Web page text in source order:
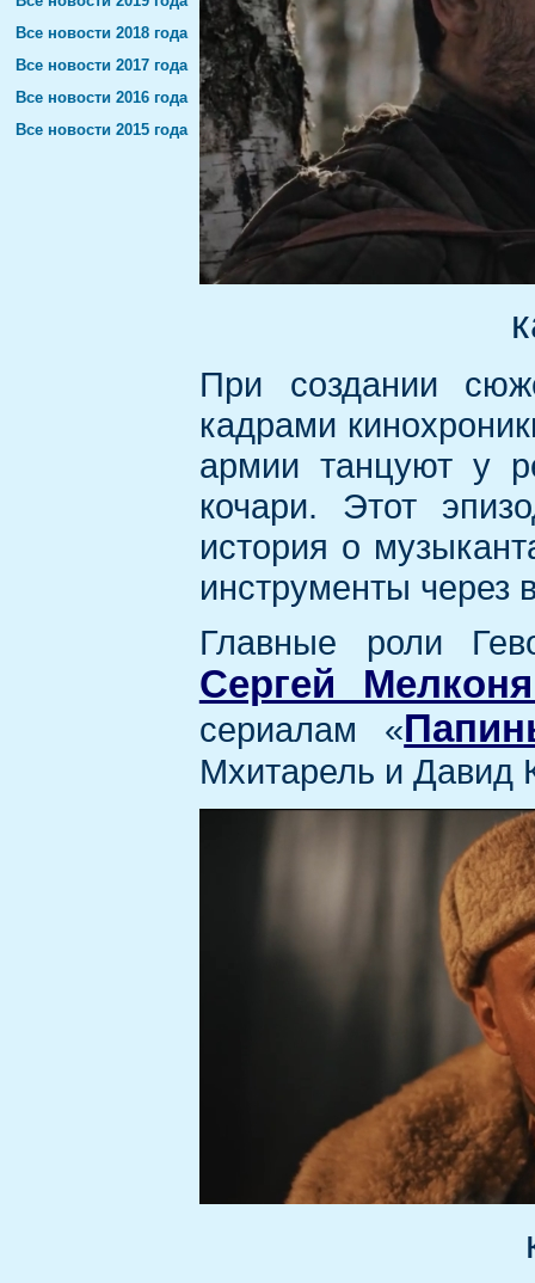
Все новости 2018 года
Все новости 2017 года
Все новости 2016 года
Все новости 2015 года
При создании
кадрами
армии танцуют у
кочари. Этот
история о
инструменты через
Главные роли
Сергей
сериалам «
Мхитарель и Давид